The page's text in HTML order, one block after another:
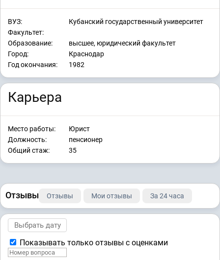
ВУЗ:
Кубанский государственный университет
Факультет:
Образование:
высшее, юридический факультет
Город:
Краснодар
Год окончания:
1982
Карьера
Место работы:
Юрист
Должность:
пенсионер
Общий стаж:
35
Отзывы Отзывы Мои отзывы За 24 часа
Показывать только отзывы с оценками